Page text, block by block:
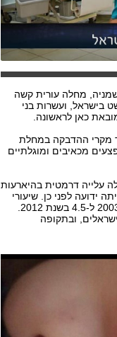
מחלה עורית קשה
בישראל, ועשרות בני
כאן לראשונה.
כ-300 אחוזים בשיעור מקרי ההדבקה במחלת
מכאיבים ומוגלתיים
עלייה דרמטית בהיארעות
ידועה לפני כן. שיעורי
ב-2017, מחודש ינואר עד ספטמבר, לקו בלישמניה 150 ישראלים, ובתקופה